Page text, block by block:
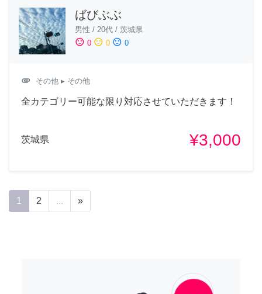
ばびぶぶ
男性 / 20代 / 茨城県
sentiment_satisfied 0 sentiment_neutral 0 sentiment_dissatisfied 0
attachment その他 ▸ その他
全カテゴリー可能な限り対応させていただきます！
茨城県 ¥3,000
1 2 ... »